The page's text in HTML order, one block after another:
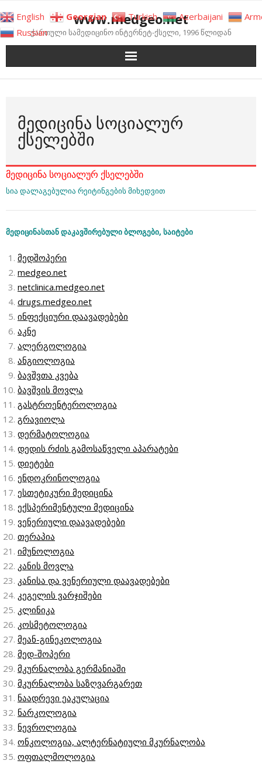
to
content
www.medgeo.net
ქართული სამედიცინო ინტერნეტ-ქსელი, 1996 წლიდან
ᲛᲔᲓᲘᲪᲘᲜᲐ ᲡᲝᲪᲘᲐᲚᲣᲠ
ᲥᲡᲔᲚᲔᲑᲨᲘ
მედიცინა სოციალურ ქსელებში
სია დალაგებულია რეიტინგების მიხედვით
მედიცინასთან დაკავშირებული ბლოგები, საიტები
მედშოპერი
medgeo.net
netclinica.medgeo.net
drugs.medgeo.net
ინფექციური დაავადებები
აკნე
ალერგოლოგია
ანგიოლოგია
ბავშვთა კვება
ბავშვის მოვლა
გასტროენტეროლოგია
გრავიოლა
დერმატოლოგია
დედის რძის გამოსაწველი აპარატები
დიეტები
ენდოკრინოლოგია
ესთეტიკური მედიცინა
ექსპერიმენტული მედიცინა
ვენერიული დაავადებები
თერაპია
იმუნოლოგია
კანის მოვლა
კანისა და ვენერიული დაავადებები
კეგელის ვარჯიშები
კლინიკა
კოსმეტოლოგია
მეან-გინეკოლოგია
მედ-შოპერი
მკურნალობა გერმანიაში
მკურნალობა საზღვარგარეთ
ნაადრევი ეაკულაცია
ნარკოლოგია
ნევროლოგია
ონკოლოგია, ალტერნატიული მკურნალობა
ოფთალმოლოგია
English Georgian Turkish Azerbaijani
Russian